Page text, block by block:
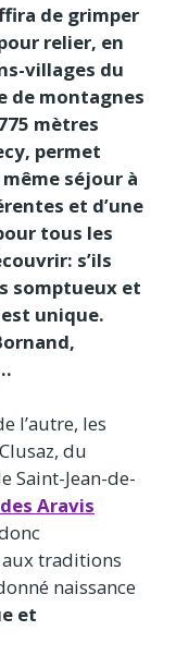
de grimper
relier, en
villages du
de montagnes
mètres
permet
séjour à
et d’une
tous les
s’ils
somptueux et
unique.
l’autre, les
du
Saint-Jean-de-
Aravis
aux traditions
naissance
et